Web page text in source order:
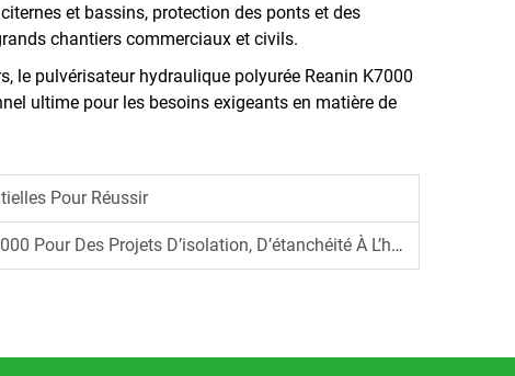
et bassins, protection des ponts et des
chantiers commerciaux et civils.
le pulvérisateur hydraulique polyurée Reanin K7000
ultime pour les besoins exigeants en matière de
Pour Réussir
D’étanchéité À L’humidité Et De Protection Contre La Chaleur